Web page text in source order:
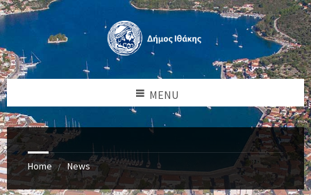
MENU
Home News